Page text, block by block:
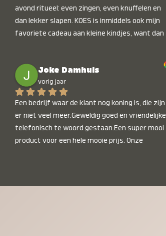
avond ritueel: even zingen, even knuffelen en
dan lekker slapen. KOES is inmiddels ook mijn
favoriete cadeau aan kleine kindjes, want dan
onbetaalbaar :)
Joke Damhuis
vorig jaar
Een bedrijf waar de klant nog koning is, die zijn
er niet veel meer.Geweldig goed en vriendelijke
telefonisch te woord gestaan.Een super mooi
product voor een hele mooie prijs. Onze